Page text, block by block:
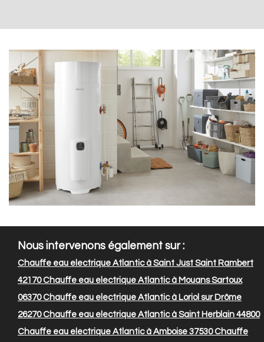
Nous intervenons également sur :
Chauffe eau electrique Atlantic à Saint Just Saint Rambert
42170Chauffe eau electrique Atlantic à Mouans Sartoux
06370Chauffe eau electrique Atlantic à Loriol sur Drôme
26270Chauffe eau electrique Atlantic à Saint Herblain 44800
Chauffe eau electrique Atlantic à Amboise 37530Chauffe